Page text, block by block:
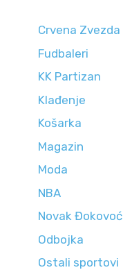
Crvena Zvezda
Fudbaleri
KK Partizan
Klađenje
Košarka
Magazin
Moda
NBA
Novak Đokovoć
Odbojka
Ostali sportovi